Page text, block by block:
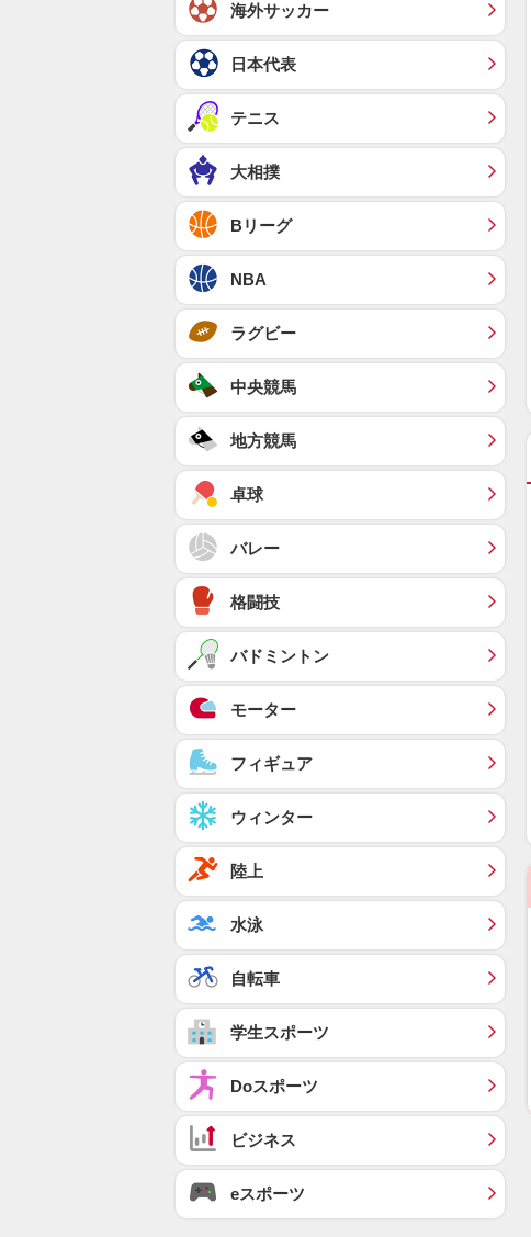
海外サッカー
日本代表
テニス
大相撲
Bリーグ
NBA
ラグビー
中央競馬
地方競馬
卓球
バレー
格闘技
バドミントン
モーター
フィギュア
ウィンター
陸上
水泳
自転車
学生スポーツ
Doスポーツ
ビジネス
eスポーツ